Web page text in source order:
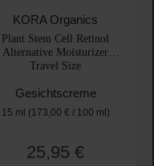
KORA Organics
Plant Stem Cell Retinol
Alternative Moisturizer
Travel Size
Gesichtscreme
15 ml (173,00 € / 100 ml)
Regulärer Preis:
25,95 €